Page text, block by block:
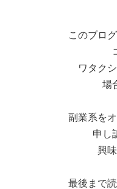
このブロ
ワタク
場
副業系を
申し
興
最後まで